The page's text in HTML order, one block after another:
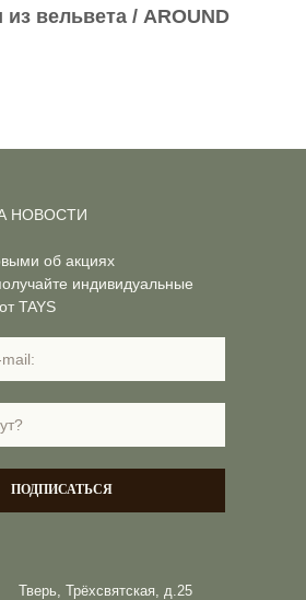
вельвета / AROUND
Тверь, Трёхсвятская, д.25
об акциях
индивидуальные
TAYS
ПОДПИСАТЬСЯ
НОВОСТИ